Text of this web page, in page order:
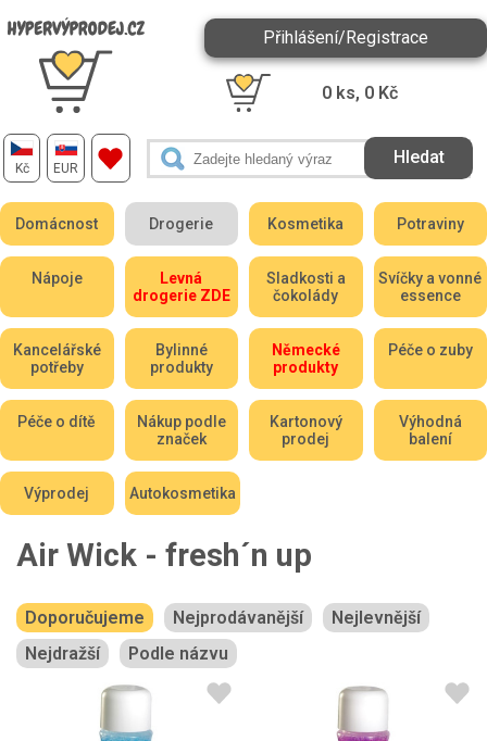
Kč EUR
Přihlášení/Registrace
0 ks, 0 Kč
Domácnost Drogerie Kosmetika Potraviny
Nápoje
Levná
drogerie ZDE
Sladkosti a
čokolády
Svíčky a vonné
essence
Kancelářské
potřeby
Bylinné
produkty
Německé
produkty
Péče o zuby
Péče o dítě
Nákup podle
značek
Kartonový
prodej
Výhodná
balení
Výprodej Autokosmetika
Air Wick - fresh´n up
Doporučujeme Nejprodávanější
Nejlevnější
Nejdražší
Podle názvu